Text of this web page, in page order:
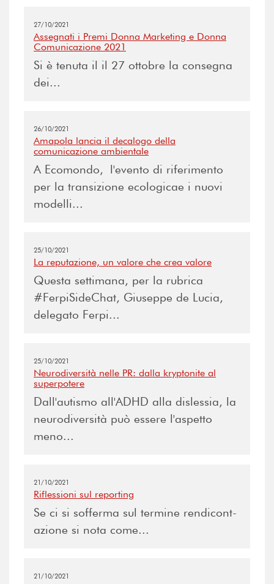
27/10/2021
Assegnati i Premi Donna Marketing e Donna
Comunicazione 2021
Si è tenuta il il 27 ottobre la consegna
dei...
26/10/2021
Amapola lancia il decalogo della
comunicazione ambientale
A Ecomondo, l'evento di riferimento
per la transizione ecologicae i nuovi
modelli...
25/10/2021
La reputazione, un valore che crea valore
Questa settimana, per la rubrica
#FerpiSideChat, Giuseppe de Lucia,
delegato Ferpi...
25/10/2021
Neurodiversità nelle PR: dalla kryptonite al
superpotere
Dall'autismo all'ADHD alla dislessia, la
neurodiversità può essere l'aspetto
meno...
21/10/2021
Riflessioni sul reporting
Se ci si sofferma sul termine rendicont-
azione si nota come...
21/10/2021